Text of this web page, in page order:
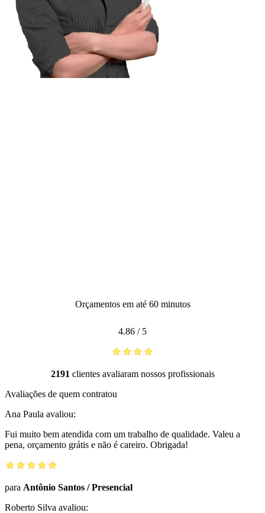
Orçamentos em até 60 minutos
4.86 / 5
2191 clientes avaliaram nossos profissionais
Avaliações de quem contratou
Ana Paula avaliou:
Fui muito bem atendida com um trabalho de qualidade. Valeu a
pena, orçamento grátis e não é careiro. Obrigada!
para Antônio Santos /Presencial
Roberto Silva avaliou: